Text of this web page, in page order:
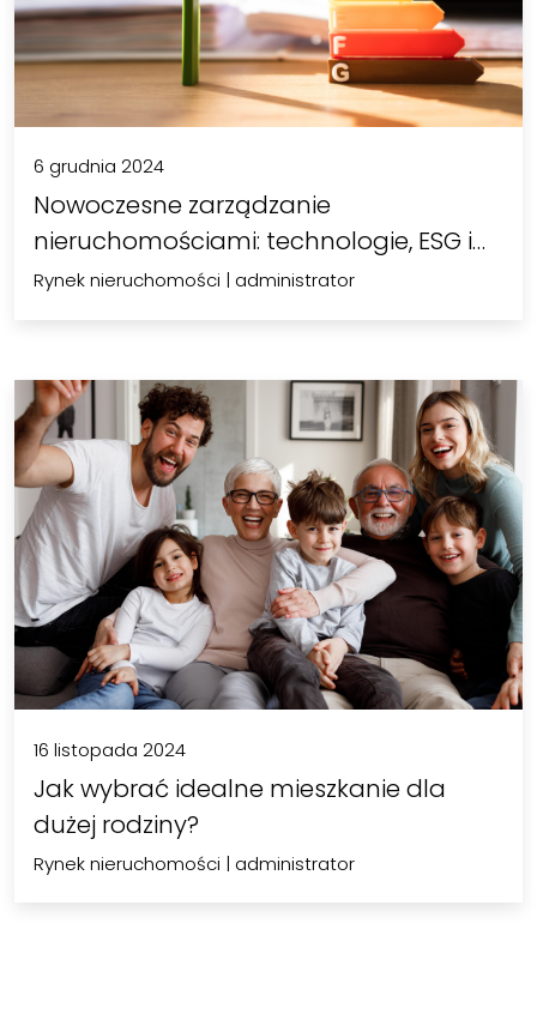
6 grudnia 2024
Nowoczesne zarządzanie
nieruchomościami: technologie, ESG i
odpowiedź na…
Rynek nieruchomości | administrator
16 listopada 2024
Jak wybrać idealne mieszkanie dla
dużej rodziny?
Rynek nieruchomości | administrator